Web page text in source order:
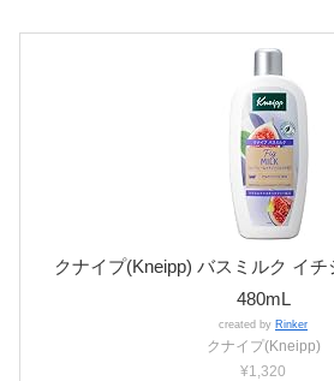
クナイプ(Kneipp) バスミルク イチ
480mL
created by Rinker
クナイプ(Kneipp)
¥1,320